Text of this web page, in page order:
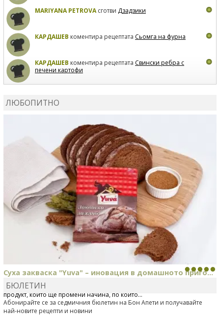
MARIYANA PETROVAсготви Дзадзики
КАРДАШЕВ коментира рецептата Сьомга на фурна
КАРДАШЕВ коментира рецептата Свински ребра с
печени картофи
ЛЮБОПИТНО
Суха закваска "Yuva" – иновация в домашното приго...
Отскоро Лесафр България стартира предлагането на изцяло нов
продукт, който ще промени начина, по който...
БЮЛЕТИН
Абонирайте се за седмичния бюлетин на Бон Апети и получавайте
най-новите рецепти и новини